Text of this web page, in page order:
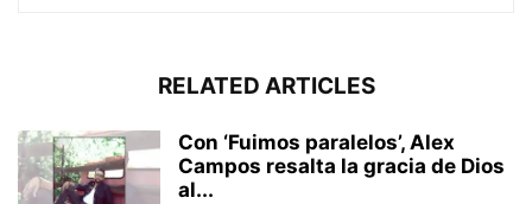
RELATED ARTICLES
Con ‘Fuimos paralelos’, Alex
Campos resalta la gracia de Dios
al...